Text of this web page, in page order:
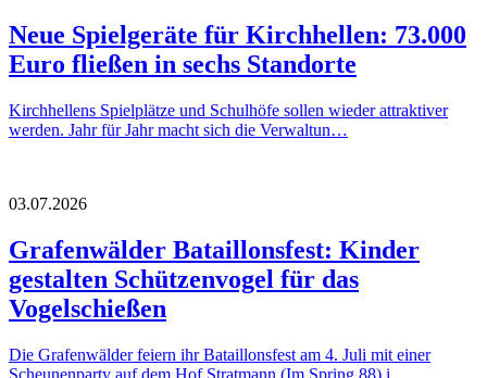
Neue Spielgeräte für Kirchhellen: 73.000
Euro fließen in sechs Standorte
Kirchhellens Spielplätze und Schulhöfe sollen wieder attraktiver
werden. Jahr für Jahr macht sich die Verwaltun…
03.07.2026
Grafenwälder Bataillonsfest: Kinder
gestalten Schützenvogel für das
Vogelschießen
Die Grafenwälder feiern ihr Bataillonsfest am 4. Juli mit einer
Scheunenparty auf dem Hof Stratmann (Im Spring 88) i…